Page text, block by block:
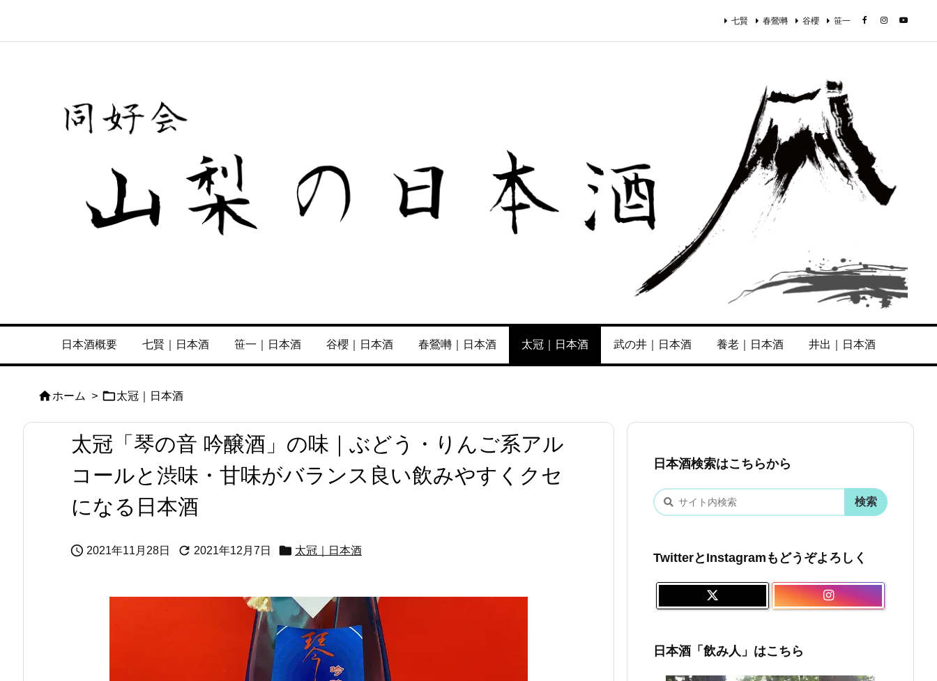
日本酒概要 七賢｜日本酒 笹一｜日本酒 谷櫻｜日本酒 春鶯囀｜日本酒 太冠｜日本酒 武の井｜日本酒 養老｜日本酒 井出｜日本酒
七賢 春鶯囀 谷櫻 笹一
ホーム > 太冠｜日本酒
太冠「琴の音 吟醸酒」の味｜ぶどう・りんご系アル
コールと渋味・甘味がバランス良い飲みやすくクセ
になる日本酒
 2021年11月28日  2021年12月7日  太冠｜日本酒
日本酒検索はこちらから
TwitterとInstagramもどうぞよろしく
日本酒「飲み人」はこちら